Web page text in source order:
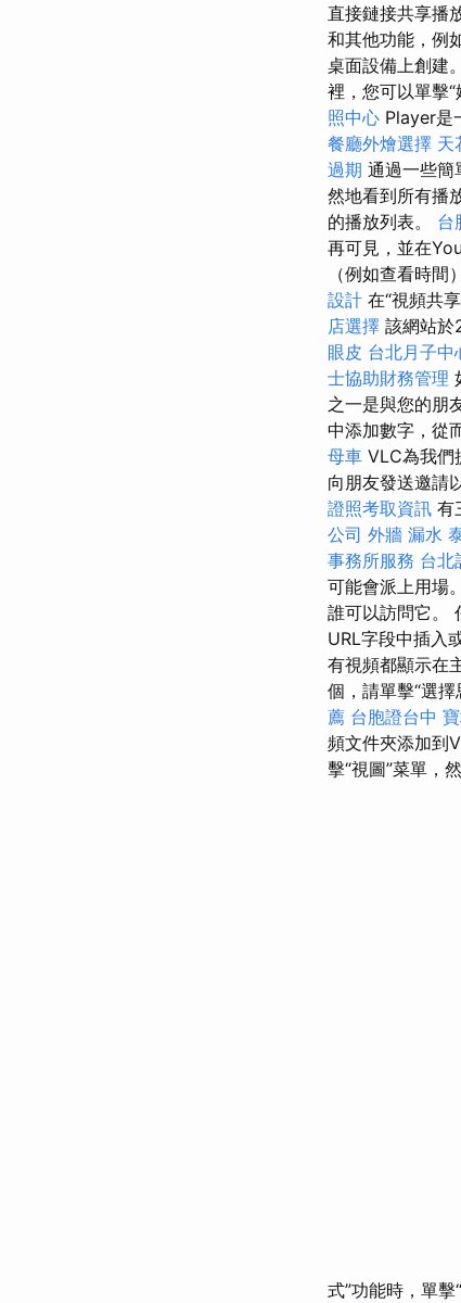
直接鏈接共享播
和其他功能，例
桌面設備上創建。
裡，您可以單擊
照中心 Player是
餐廳外燴選擇 天
過期 通過一些簡
然地看到所有播
的播放列表。 台
再可見，並在
（例如查看時
設計 在“視頻共
店選擇 該網站於
眼皮 台北月子中
士協助財務管理
之一是與您的朋
中添加數字，從
母車 VLC為我們
向朋友發送邀請
證照考取資訊 有
公司 外牆 漏水
事務所服務 台北
可能會派上用場。
誰可以訪問它。
URL字段中插入
有視頻都顯示在
個，請單擊“選
薦 台胞證台中
頻文件夾添加到
擊“視圖”菜單，
式”功能時，單擊